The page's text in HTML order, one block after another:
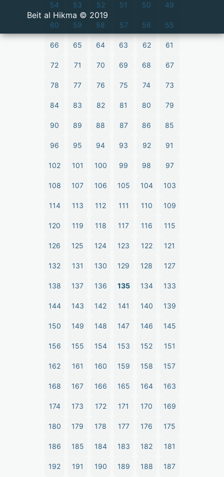
49
50
51
52
53
54
55
56
57
58
59
60
61
62
63
64
65
66
67
68
69
70
71
72
73
74
75
76
77
78
79
80
81
82
83
84
85
86
87
88
89
90
91
92
93
94
95
96
97
98
99
100
101
102
103
104
105
106
107
108
109
110
111
112
113
114
115
116
117
118
119
120
121
122
123
124
125
126
127
128
129
130
131
132
133
134
135
136
137
138
139
140
141
142
143
144
145
146
147
148
149
150
151
152
153
154
155
156
157
158
159
160
161
162
163
164
165
166
167
168
169
170
171
172
173
174
175
176
177
178
179
180
181
182
183
184
185
186
187
188
189
190
191
192
2019 © Beit al Hikma